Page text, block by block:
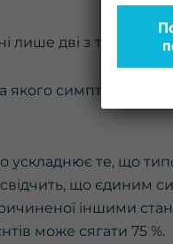
лише дві з таких
якого симптоми
ускладнює те, що
свідчить, що
іншими
може сягати 75 %.